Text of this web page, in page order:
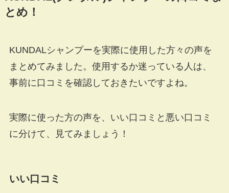
とめ！
KUNDALシャンプーを実際に使用した方々の声を
まとめてみました。使用するか迷っている人は、
事前に口コミを確認しておきたいですよね。
実際に使った方の声を、いい口コミと悪い口コミ
に分けて、見てみましょう！
いい口コミ